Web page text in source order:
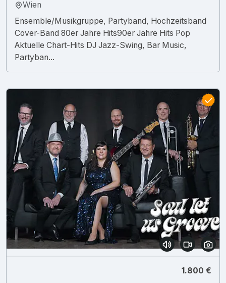
Wien
Ensemble/Musikgruppe, Partyband, Hochzeitsband
Cover-Band 80er Jahre Hits90er Jahre Hits Pop
Aktuelle Chart-Hits DJ Jazz-Swing, Bar Music,
Partyban...
1.800 €